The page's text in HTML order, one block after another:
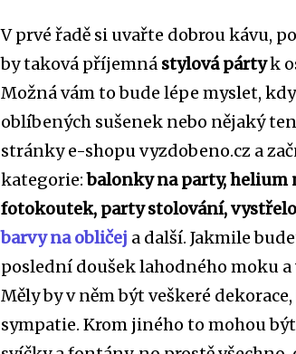
V prvé řadě si uvařte dobrou kávu,
by taková příjemná stylová pártyk
Možná vám to bude lépe myslet,
oblíbených sušenek nebo nějaký
stránky e-shopu vyzdobeno.cz a
kategorie:balonky na party, helium
fotokoutek, party stolování,
barvy na obličej a další. Jakmile
poslední doušek lahodného moku
Měly by v něm být veškeré
sympatie. Krom jiného to mohou